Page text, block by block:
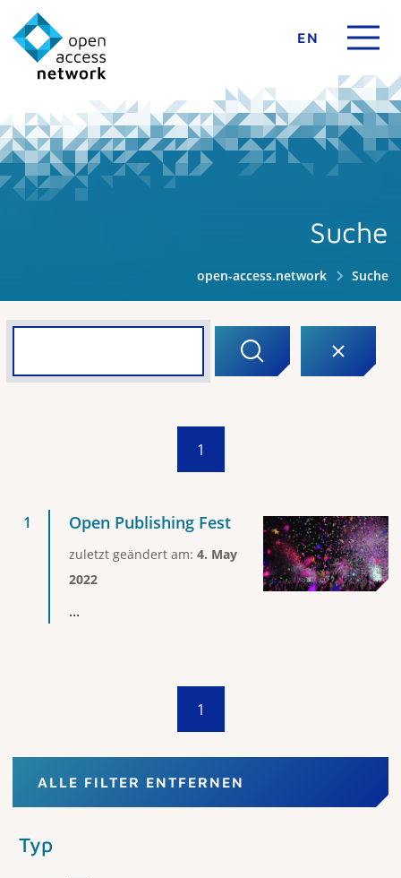
EN
Suche
open-access.network Suche
1
Open Publishing Fest
zuletzt geändert am: 4. May
2022
...
1
ALLE FILTER ENTFERNEN
Typ